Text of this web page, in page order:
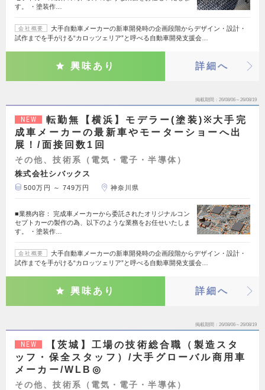
す。 ・塗装作…
会社概要
大手自動車メーカーの新車開発時の企画段階からデザイン・設計・
試作までを手がける“カロッツェリア”と呼べる自動車開発支援会…
興味あり 詳細へ
掲載期間 26/08/06～26/08/19
NEW
転勤無【横浜】モデラー(塗装)※大手完
成車メーカーの最新車やモーターショーへ出
展！/面接回数1回
その他、技術系（電気・電子・半導体）
株式会社シバックス
500万円 ～ 749万円 神奈川県
■業務内容： 完成車メーカーから委託されたオリジナルコン
セプトカーの製作の為、以下のような業務をお任せいたしま
す。 ・塗装作…
会社概要
大手自動車メーカーの新車開発時の企画段階からデザイン・設計・
試作までを手がける“カロッツェリア”と呼べる自動車開発支援会…
興味あり 詳細へ
掲載期間 26/08/06～26/08/19
NEW
【茨城】工場の技術総合職（製造スタ
ッフ・保全スタッフ）/大手グローバル商用車
メーカー/WLB◎
その他、技術系（電気・電子・半導体）